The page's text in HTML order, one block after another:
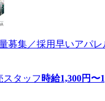
募集／採用早いアパ
スタッフ 時給1,300円〜